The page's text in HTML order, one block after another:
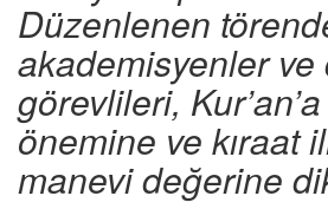
Düzenlenen
akademisyenler ve
görevlileri,
önemine ve kıraat
manevi değerine